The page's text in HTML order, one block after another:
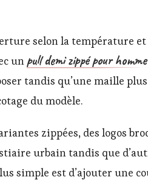
selon la température et
unpull demi zippé pour homme
tandis qu’une maille plus
du modèle.
zippées, des logos
urbain tandis que
simple est d’ajouter une